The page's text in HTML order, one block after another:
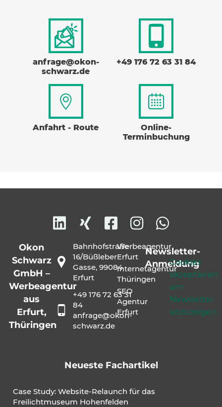
anfrage@okon-
schwarz.de
+49 176 72 63 31 84
Anfahrt - Route
Online-
Terminbuchung
Okon
Schwarz
GmbH –
Werbeagentur
aus
Erfurt,
Thüringen
Bahnhofstraße
16/Büßleber
Gasse, 99084
Erfurt
+49 176 72 63 31
84
anfrage@okon-
schwarz.de
Werbeagentur
Erfurt
Internetagentur
Thüringen
SEO
Agentur
Erfurt
Newsletter-
Anmeldung
Cookies
akzeptieren
um
Newsletter
anzuzeigen.
Neueste Fachartikel
Case Study: Website-Relaunch für das
Freilichtmuseum Hohenfelden